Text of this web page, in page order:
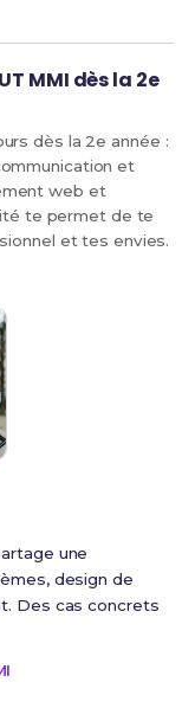
MMI dès la 2e
dès la 2e année :
et
web et
te permet de te
et tes envies.
une
design de
Des cas concrets